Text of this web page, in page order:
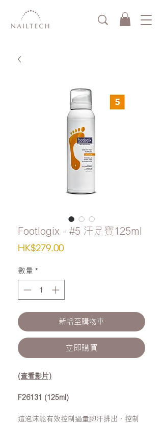
Footlogix - #5 汗足寶125ml
HK$279.00價
數量 *
新增至購物車
立即購買
(查看影片)
F26131 (125ml)
這泡沫能有效控制過量腳汗排出，控制